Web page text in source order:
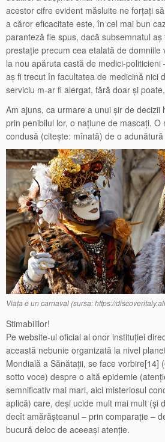
acestor cifre evident măsluite ne forțați
a căror eficacitate este, în cel mai bun
paranteză fie spus, dacă subsemnatul
prestație precum cea etalată de domniile
la nou apăruta castă de medici-politicieni
aș fi trecut în facultatea de medicină nici
serviciu m-ar fi alergat, fără doar și
Am ajuns, ca urmare a unui șir de decizii
prin penibilul lor, o națiune de mascați. O
condusă (citește: mînată) de o
Viața e un carnaval (sursa: https://
Stimabililor!
Pe website-ul oficial al onor instituției
această nebunie organizată la nivel
Mondială a Sănătații, se face vorbire[14]
sotto voce) despre o altă epidemie
semnificativ mai mari, aici misteriosul
aplică) care, deși ucide mult mai mult (și
decît amărășteanul – prin comparație –
bucură deloc de aceeași atenție.